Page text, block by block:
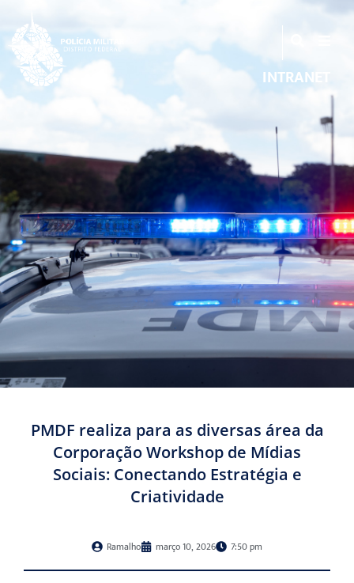
INTRANET
PMDF realiza para as diversas área da
Corporação Workshop de Mídias
Sociais: Conectando Estratégia e
Criatividade
Ramalho março 10, 2026 7:50 pm